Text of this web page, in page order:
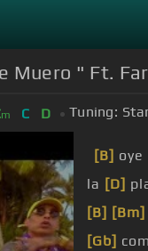
Muero " Ft.
m C D Tuning:
[B]
la [D]
[B] [Bm]
[Gb]